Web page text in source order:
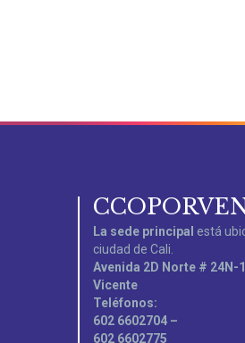
La sede principal está
ciudad de Cali.
Avenida 2D Norte # 24N-
Vicente
Teléfonos:
602 6602704 –
602 6602775